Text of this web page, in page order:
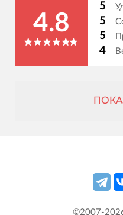
4.8
5
5
5
4
©2007-